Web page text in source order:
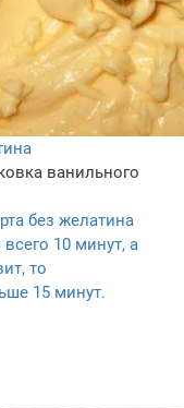
ванильного
без желатина
10 минут, а
то
15 минут.